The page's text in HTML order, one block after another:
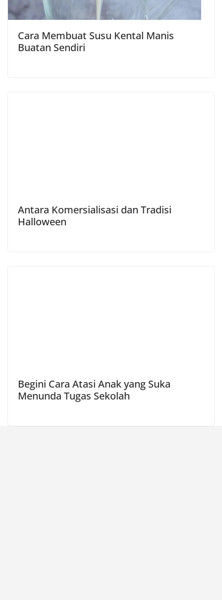
Cara Membuat Susu Kental Manis
Buatan Sendiri
Antara Komersialisasi dan Tradisi
Halloween
Begini Cara Atasi Anak yang Suka
Menunda Tugas Sekolah